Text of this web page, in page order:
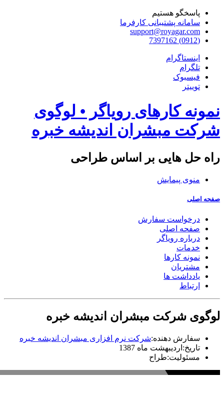
پاسخگو هستیم
سامانه پشتیبانی کارفرما
support@royagar.com
(0912) 7397162
اینستاگرام
تلگرام
فیسبوک
توییتر
نمونه کارهای رویاگر • لوگوی
شرکت مبشران اندیشه خبره
راه حل هایی بر اساس طراحی
منوی پیمایش
صفحه اصلی
درخواست سفارش
صفحه اصلی
درباره رویاگر
خدمات
نمونه کارها
مشتریان
یادداشت ها
ارتباط
لوگوی شرکت مبشران اندیشه خبره
سفارش دهنده:شرکت نرم افزاری مبشران اندیشه خبره
تاریخ: اردیبهشت ماه 1387
مسئولیت:طراح